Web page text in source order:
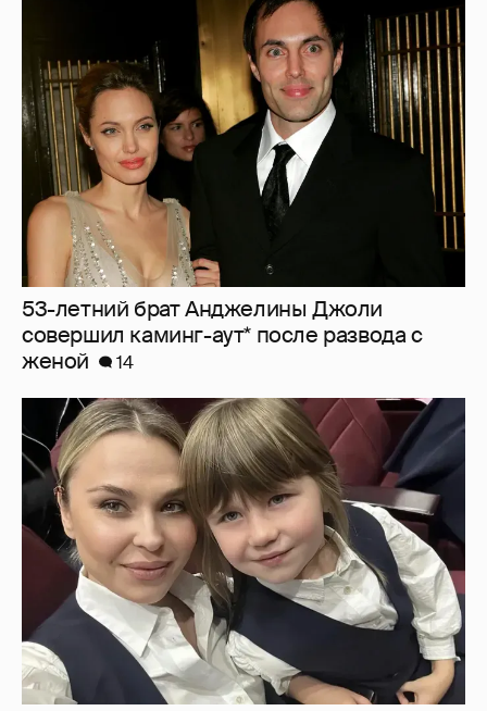
53-летний брат Анджелины Джоли
совершил каминг-аут* после развода с
женой
14